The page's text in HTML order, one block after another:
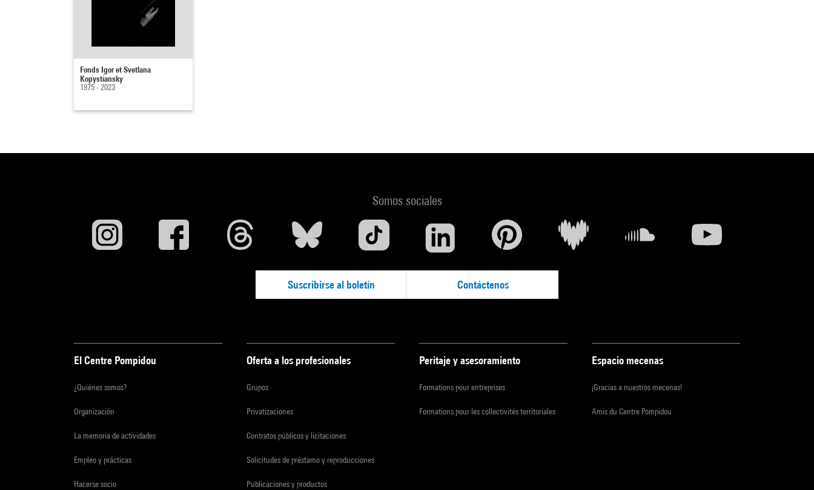
Fonds Igor et Svetlana
Kopystiansky
1975 - 2023
Somos sociales
Suscribirse al boletín Contáctenos
El Centre Pompidou
¿Quiénes somos?
Organización
La memoria de actividades
Empleo y prácticas
Hacerse socio
Oferta a los profesionales
Grupos
Privatizaciones
Contratos públicos y licitaciones
Solicitudes de préstamo y reproducciones
Publicaciones y productos
Peritaje y asesoramiento
Formations pour entreprises
Formations pour les collectivités territoriales
Espacio mecenas
¡Gracias a nuestros mecenas!
Amis du Centre Pompidou